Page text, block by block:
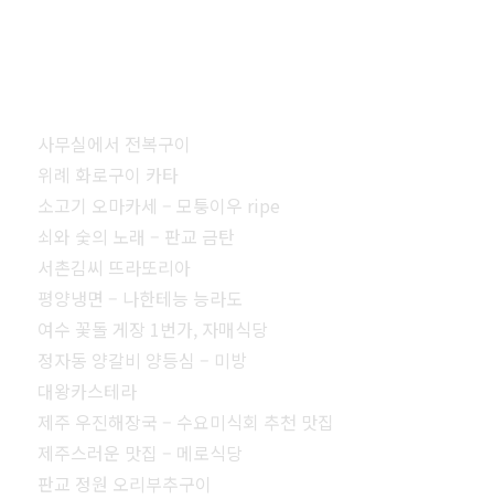
사무실에서 전복구이
위례 화로구이 카타
소고기 오마카세 – 모퉁이우 ripe
쇠와 숯의 노래 – 판교 금탄
서촌김씨 뜨라또리아
평양냉면 – 나한테능 능라도
여수 꽃돌 게장 1번가, 자매식당
정자동 양갈비 양등심 – 미방
대왕카스테라
제주 우진해장국 – 수요미식회 추천 맛집
제주스러운 맛집 – 메로식당
판교 정원 오리부추구이